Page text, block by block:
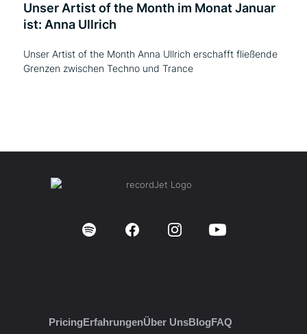
Unser Artist of the Month im Monat Januar
ist: Anna Ullrich
Unser Artist of the Month Anna Ullrich erschafft fließende
Grenzen zwischen Techno und Trance
PricingErfahrungenÜber UnsBlogFAQ